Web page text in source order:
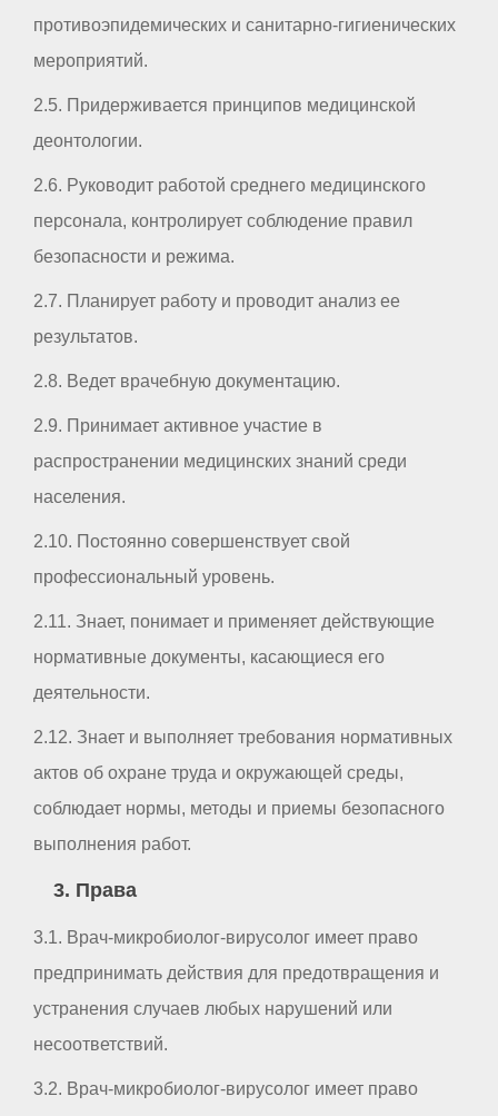
противоэпидемических и санитарно-гигиенических
мероприятий.
2.5. Придерживается принципов медицинской
деонтологии.
2.6. Руководит работой среднего медицинского
персонала, контролирует соблюдение правил
безопасности и режима.
2.7. Планирует работу и проводит анализ ее
результатов.
2.8. Ведет врачебную документацию.
2.9. Принимает активное участие в
распространении медицинских знаний среди
населения.
2.10. Постоянно совершенствует свой
профессиональный уровень.
2.11. Знает, понимает и применяет действующие
нормативные документы, касающиеся его
деятельности.
2.12. Знает и выполняет требования нормативных
актов об охране труда и окружающей среды,
соблюдает нормы, методы и приемы безопасного
выполнения работ.
3. Права
3.1. Врач-микробиолог-вирусолог имеет право
предпринимать действия для предотвращения и
устранения случаев любых нарушений или
несоответствий.
3.2. Врач-микробиолог-вирусолог имеет право